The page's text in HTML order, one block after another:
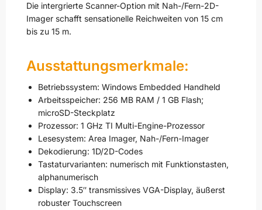
Die intergrierte Scanner-Option mit Nah-/Fern-2D-
Imager schafft sensationelle Reichweiten von 15 cm
bis zu 15 m.
Ausstattungsmerkmale:
Betriebssystem: Windows Embedded Handheld
Arbeitsspeicher: 256 MB RAM / 1 GB Flash;
microSD-Steckplatz
Prozessor: 1 GHz TI Multi-Engine-Prozessor
Lesesystem: Area Imager, Nah-/Fern-Imager
Dekodierung: 1D/2D-Codes
Tastaturvarianten: numerisch mit Funktionstasten,
alphanumerisch
Display: 3.5″ transmissives VGA-Display, äußerst
robuster Touchscreen